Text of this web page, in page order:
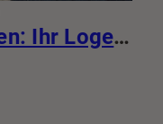
Gersfeld/Hettenhausen: Ihr Logenplatz im Grünen: Wo diskreter Luxus auf vollendete Privatsphäre trifft